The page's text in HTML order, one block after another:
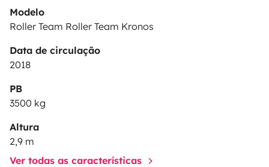
Modelo
Roller Team Roller Team Kronos
Data de circulação
2018
PB
3500 kg
Altura
2,9 m
Ver todas as características